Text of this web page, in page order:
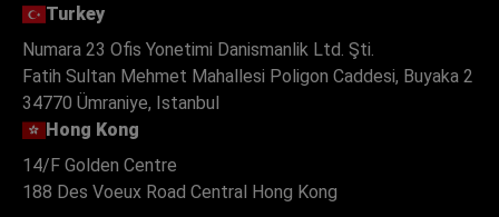
Turkey
Numara 23 Ofis Yonetimi Danismanlik Ltd. Şti.
Fatih Sultan Mehmet Mahallesi Poligon Caddesi, Buyaka 2
34770 Ümraniye, Istanbul
Hong Kong
14/F Golden Centre
188 Des Voeux Road Central Hong Kong